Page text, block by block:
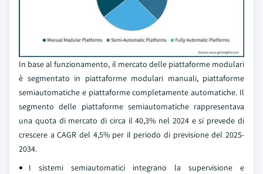
In base al funzionamento, il mercato delle piattaforme modulari
è segmentato in piattaforme modulari manuali, piattaforme
semiautomatiche e piattaforme completamente automatiche. Il
segmento delle piattaforme semiautomatiche rappresentava
una quota di mercato di circa il 40,3% nel 2024 e si prevede di
crescere a CAGR del 4,5% per il periodo di previsione del 2025-
2034.
I sistemi semiautomatici integrano la supervisione e